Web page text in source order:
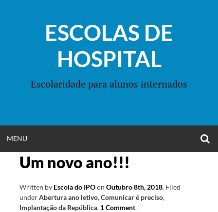
ESCOLAS DE
HOSPITAL
Escolaridade para alunos internados
MENU
MENU
Um novo ano!!!
Written by Escola do IPOon Outubro 8th, 2018. Filed
underAbertura ano letivo,Comunicar é preciso,
Implantação da República. 1 Comment.